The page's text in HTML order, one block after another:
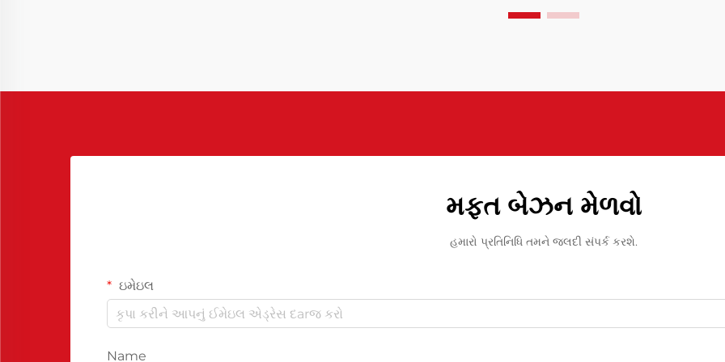
મફત બેઝન મેળવો
હમારો પ્રતિનિધિ તમને જલદી સંપર્ક કરશે.
ઇમેઇલ
Name